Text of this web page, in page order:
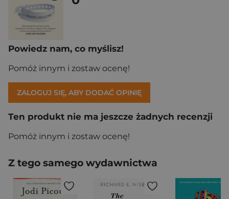
Powiedz nam, co myślisz!
Pomóż innym i zostaw ocenę!
ZALOGUJ SIĘ, ABY DODAĆ OPINIĘ
Ten produkt nie ma jeszcze żadnych recenzji
Pomóż innym i zostaw ocenę!
Z tego samego wydawnictwa